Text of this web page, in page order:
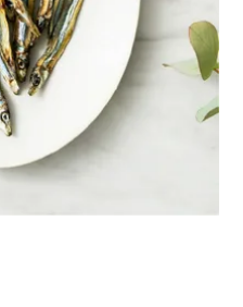
トッピング